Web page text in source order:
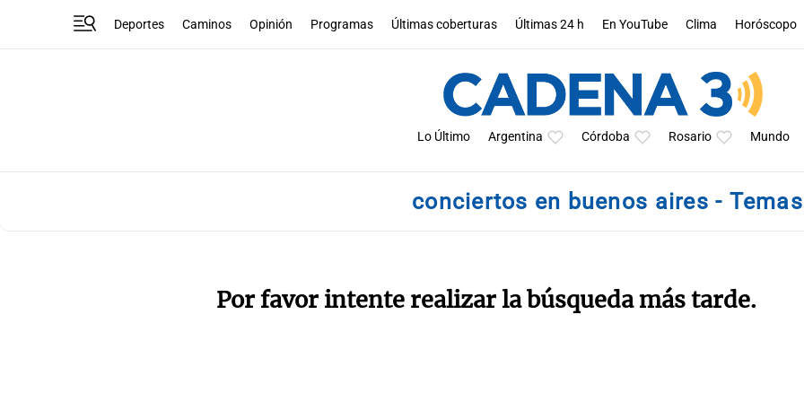
Deportes Caminos Opinión Programas Últimas coberturas Últimas 24 h En YouTube Clima Horóscopo
Lo Último Argentina Córdoba Rosario Mundo
conciertos en buenos aires - Temas
Por favor intente realizar la búsqueda más tarde.